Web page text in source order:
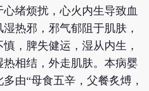
绪烦扰，心火内生导致血
热邪，邪气郁阻于肌肤，
，脾失健运，湿从内生，
热相结，外走肌肤。本病婴
由“母食五辛，父餐炙煿，